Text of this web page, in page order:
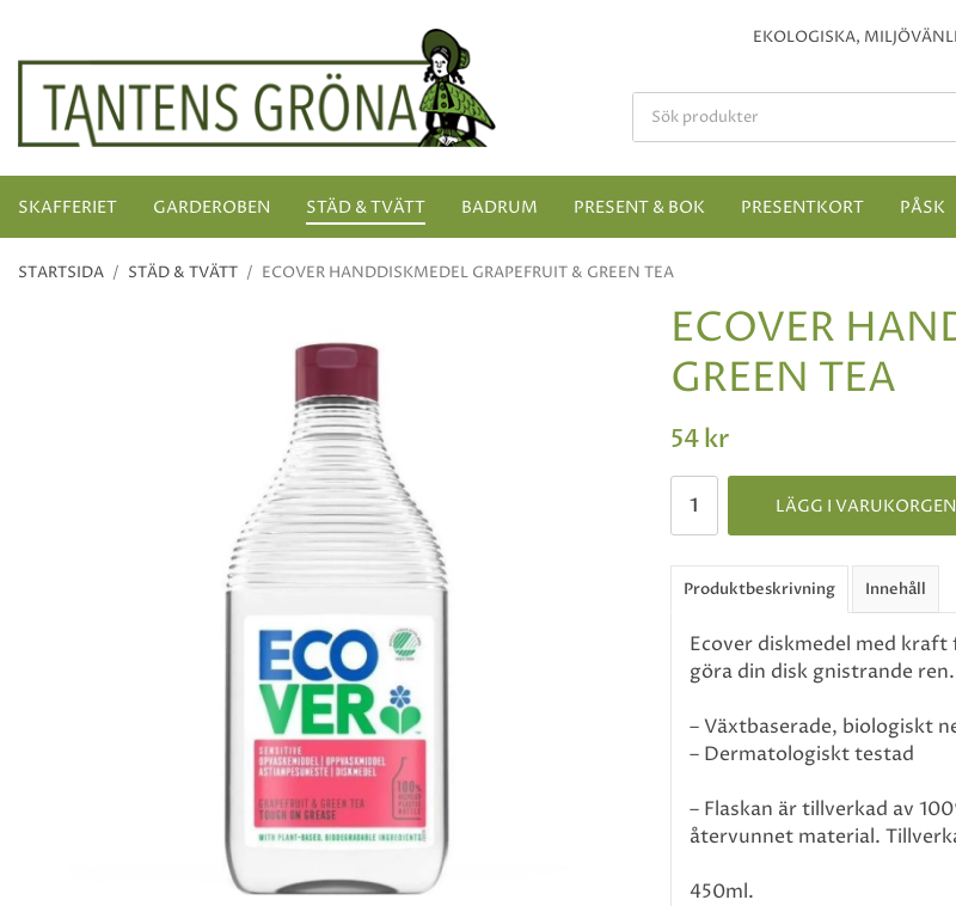
EKOLOGISKA,
SKAFFERIET GARDEROBEN STÄD & TVÄTT BADRUM PRESENT & BOK PRESENTKORT PÅSK
STARTSIDA / STÄD & TVÄTT / ECOVER HANDDISKMEDEL GRAPEFRUIT & GREEN TEA
ECOVER
GREEN TEA
54 kr
LÄGG I VARUKORGEN
Produktbeskrivning Innehåll
Ecover diskmedel med
göra din disk gnistrande
– Växtbaserade, biologiskt
– Dermatologiskt testad
– Flaskan är tillverkad av
återvunnet material.
450ml.